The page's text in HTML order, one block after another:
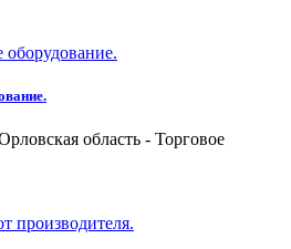
область - Торговое